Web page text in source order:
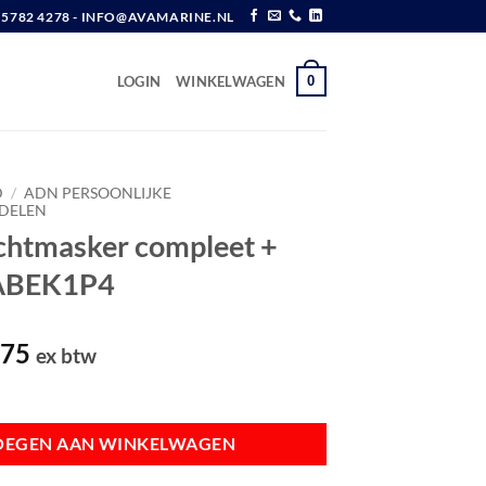
5782 4278 - INFO@AVAMARINE.NL
LOGIN WINKELWAGEN 0
/ ADN PERSOONLIJKE
compleet +
Huidige
€ 42,75.
ex btw
AAN WINKELWAGEN